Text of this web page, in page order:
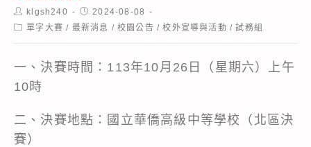
Post
author:
klgsh240
Post
published:
2024-08-08
Post單字大賽 / 最新消息 / 校園公告 / 校外宣導與活動 / 試務組
一、決賽時間：113年10月26日（星期六）上午
10時
二、決賽地點：國立華僑高級中等學校（北區決
賽）